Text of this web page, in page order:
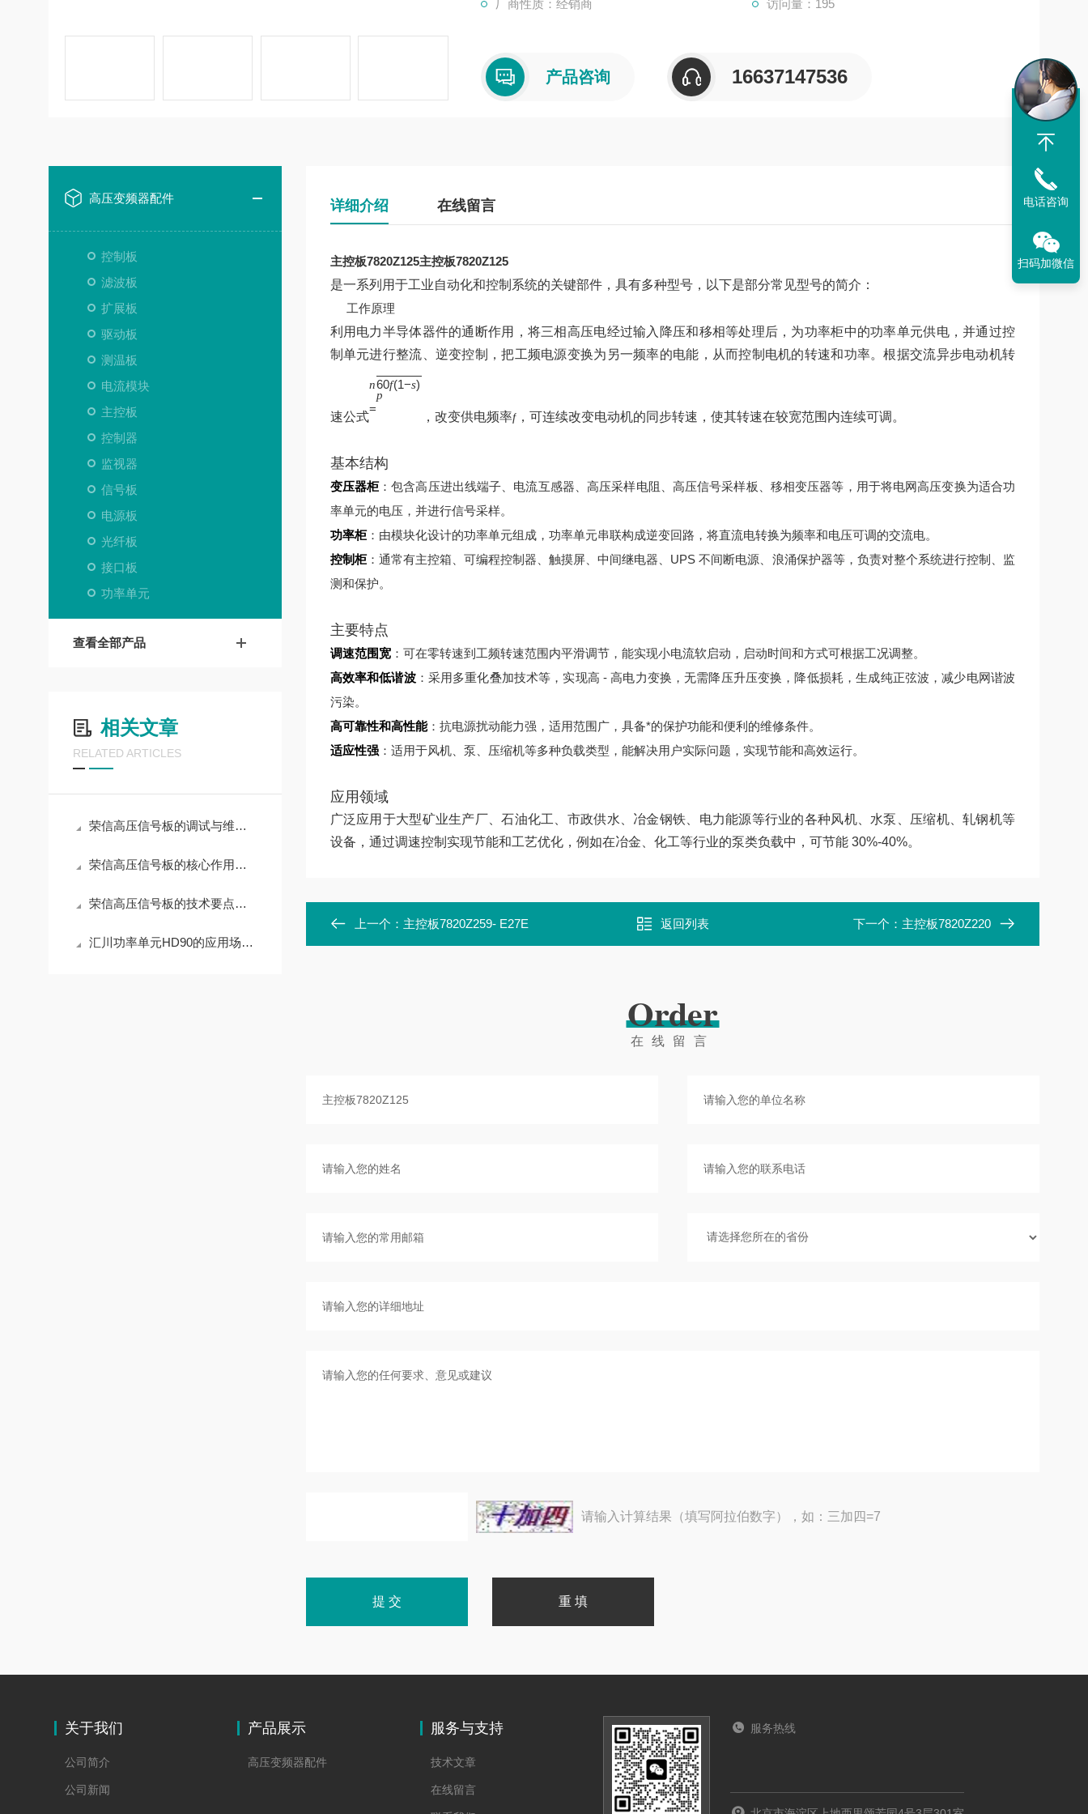
厂商性质：经销商 访问量：195
产品咨询 16637147536
高压变频器配件
控制板
滤波板
扩展板
驱动板
测温板
电流模块
主控板
控制器
监视器
信号板
电源板
光纤板
接口板
功率单元
查看全部产品
相关文章
RELATED ARTICLES
荣信高压信号板的调试与维护操作指南
荣信高压信号板的核心作用解读
荣信高压信号板的技术要点与选型策略
汇川功率单元HD90的应用场景有哪些？
详细介绍 在线留言
主控板7820Z125主控板7820Z125
是一系列用于工业自动化和控制系统的关键部件，具有多种型号，以下是部分常见型号的简介：
工作原理
利用电力半导体器件的通断作用，将三相高压电经过输入降压和移相等处理后，为功率柜中的功率单元供电，并通过控
制单元进行整流、逆变控制，把工频电源变换为另一频率的电能，从而控制电机的转速和功率。根据交流异步电动机转
速公式
n
=
p
60f(1−s)
，改变供电频率f ，可连续改变电动机的同步转速，使其转速在较宽范围内连续可调。
基本结构
变压器柜：包含高压进出线端子、电流互感器、高压采样电阻、高压信号采样板、移相变压器等，用于将电网高压变换为适合功
率单元的电压，并进行信号采样。
功率柜：由模块化设计的功率单元组成，功率单元串联构成逆变回路，将直流电转换为频率和电压可调的交流电。
控制柜：通常有主控箱、可编程控制器、触摸屏、中间继电器、UPS 不间断电源、浪涌保护器等，负责对整个系统进行控制、监
测和保护。
主要特点
调速范围宽：可在零转速到工频转速范围内平滑调节，能实现小电流软启动，启动时间和方式可根据工况调整。
高效率和低谐波：采用多重化叠加技术等，实现高 - 高电力变换，无需降压升压变换，降低损耗，生成纯正弦波，减少电网谐波
污染。
高可靠性和高性能：抗电源扰动能力强，适用范围广，具备*的保护功能和便利的维修条件。
适应性强：适用于风机、泵、压缩机等多种负载类型，能解决用户实际问题，实现节能和高效运行。
应用领域
广泛应用于大型矿业生产厂、石油化工、市政供水、冶金钢铁、电力能源等行业的各种风机、水泵、压缩机、轧钢机等
设备，通过调速控制实现节能和工艺优化，例如在冶金、化工等行业的泵类负载中，可节能 30%-40%。
上一个： 主控板7820Z259- E27E 返回列表 下一个： 主控板7820Z220
Order
在线留言
请输入计算结果（填写阿拉伯数字），如：三加四=7
关于我们
公司简介
公司新闻
产品展示
高压变频器配件
服务与支持
技术文章
在线留言
服务热线
电话咨询
扫码加微信